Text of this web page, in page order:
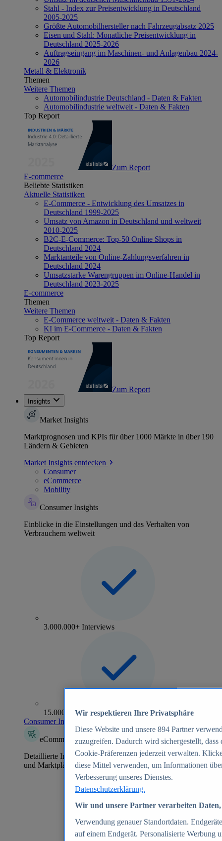
Stahl - Index zur Preisentwicklung in Deutschland
2005-2025
Größte Automobilhersteller nach Fahrzeugabsatz 2025
Eisen und Stahl: Monatliche Preisentwicklung in
Deutschland 2025-2026
Auftragseingang im Maschinen- und Anlagenbau 2024-
2026
Metall & Elektronik
Themen
Weitere Themen
Automobilindustrie Deutschland - Daten & Fakten
Automobilindustrie weltweit - Daten & Fakten
Top Report
Zum Report
E-commerce
Beliebte Statistiken
Aktuelle Statistiken
E-Commerce - Entwicklung des Umsatzes in
Deutschland 1999-2025
Umsatz von Amazon in Deutschland und weltweit
2010-2025
B2C-E-Commerce: Top-50 Online Shops in
Deutschland 2024
Marktanteile von Online-Zahlungsverfahren in
Deutschland 2024
Umsatzstarke Warengruppen im Online-Handel in
Deutschland 2023-2025
E-commerce
Themen
Weitere Themen
E-Commerce weltweit - Daten & Fakten
KI im E-Commerce - Daten & Fakten
Top Report
Zum Report
Insights
Market Insights
Marktprognosen und KPIs für über 1000 Märkte in über 190
Ländern & Gebieten
Market Insights entdecken
Consumer
eCommerce
Mobility
Consumer Insights
Einblicke in die Einstellungen und das Verhalten von
Verbrauchern weltweit
3.000.000+ Interviews
15.000+ Marken
Consumer Insights entdecken
eCommerce Insights
Detaillierte Informationen zu mehr als 39.000 Online-Shops
und Marktplätzen
Wir respektieren Ihre Privatsphäre
Diese Website und unsere 894 Partner
zuzugreifen. Dadurch wird sichergestellt,
Cookie-Präferenzen jederzeit verwalten.
diese Mittel verwenden, um Informationen
Verbesserung unseres Dienstes.
Datenschutzerklärung.
Wir und unsere Partner verarbeiten
Verwendung genauer Standortdaten.
auf einem Endgerät. Personalisierte Werbung